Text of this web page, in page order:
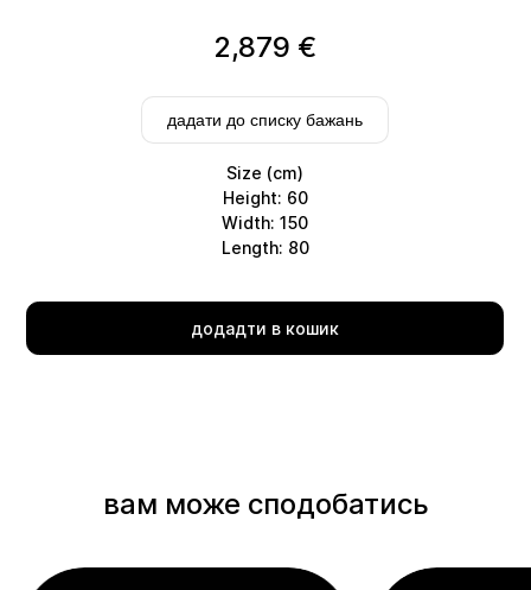
2,879 €
дадати до списку бажань
Size (cm)
Height: 60
Width: 150
Length: 80
додадти в кошик
вам може сподобатись